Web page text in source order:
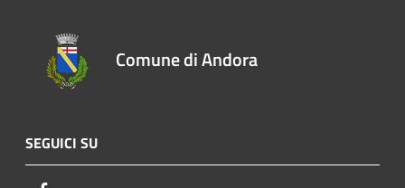
Comune di Andora
SEGUICI SU